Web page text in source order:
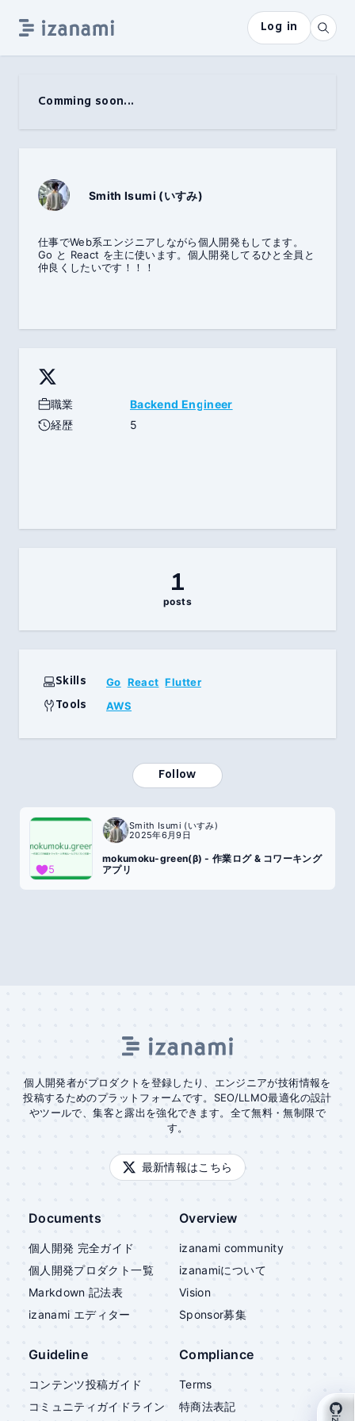
Log in
Comming soon...
Smith Isumi (いすみ)
仕事でWeb系エンジニアしながら個人開発もしてます。
Go と React を主に使います。個人開発してるひと全員と
仲良くしたいです！！！
職業
Backend Engineer
経歴
5
1
posts
Skills Go React Flutter
Tools AWS
Follow
Smith Isumi (いすみ)
2025年6月9日
mokumoku-green(β) - 作業ログ & コワーキング
アプリ
5
個人開発者がプロダクトを登録したり、エンジニアが技術情報を
投稿するためのプラットフォームです。SEO/LLMO最適化の設計
やツールで、集客と露出を強化できます。全て無料・無制限で
す。
最新情報はこちら
Documents
個人開発 完全ガイド
個人開発プロダクト一覧
Markdown 記法表
izanami エディター
Overview
izanami community
izanamiについて
Vision
Sponsor募集
Guideline
コンテンツ投稿ガイド
コミュニティガイドライン
Compliance
Terms
特商法表記